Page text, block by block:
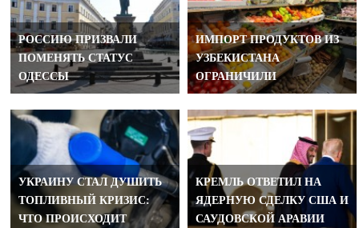
РОССИЮ ПРИЗВАЛИ
ПОМЕНЯТЬ СТАТУС
ОДЕССЫ
ИМПОРТ ПРОДУКТОВ ИЗ
УЗБЕКИСТАНА
ОГРАНИЧИЛИ
УКРАИНУ СТАЛ ДУШИТЬ
ТОПЛИВНЫЙ КРИЗИС:
ЧТО ПРОИСХОДИТ
КРЕМЛЬ ОТВЕТИЛ НА
ЯДЕРНУЮ СДЕЛКУ США И
САУДОВСКОЙ АРАВИИ